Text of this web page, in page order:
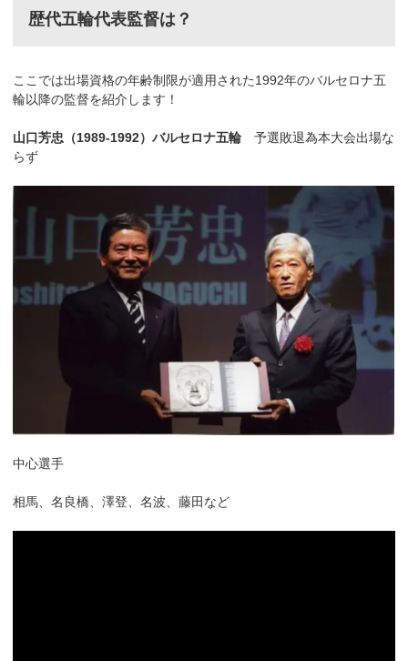
歴代五輪代表監督は？
ここでは出場資格の年齢制限が適用された1992年のバルセロナ五
輪以降の監督を紹介します！
山口芳忠（1989-1992）バルセロナ五輪 予選敗退為本大会出場な
らず
中心選手
相馬、名良橋、澤登、名波、藤田など